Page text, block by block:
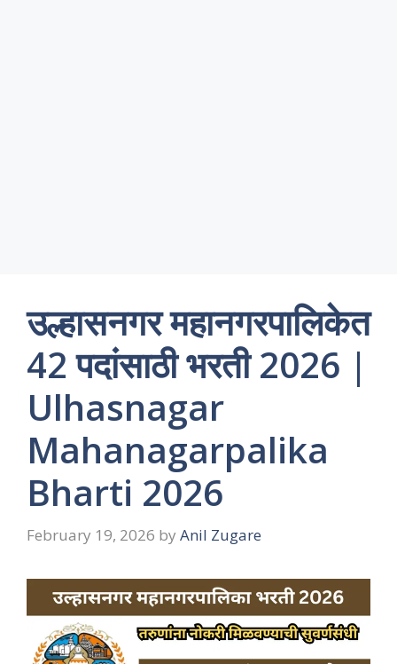
उल्हासनगर महानगरपालिकेत
42 पदांसाठी भरती 2026 |
Ulhasnagar
Mahanagarpalika
Bharti 2026
February 19, 2026 by Anil Zugare